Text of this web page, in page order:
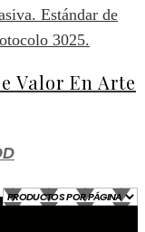
Valor En Arte